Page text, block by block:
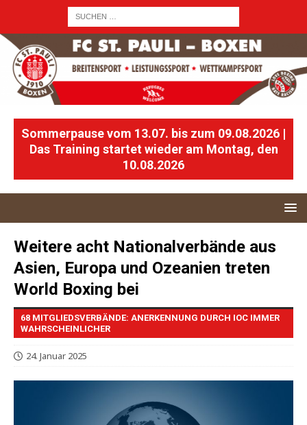
Sommerpause vom 13.07. bis zum 09.08.2026 |
Das Training startet wieder am Montag, den
10.08.2026
Weitere acht Nationalverbände aus
Asien, Europa und Ozeanien treten
World Boxing bei
68 MITGLIEDSVERBÄNDE: ANERKENNUNG DURCH IOC IMMER
WAHRSCHEINLICHER
24. Januar 2025